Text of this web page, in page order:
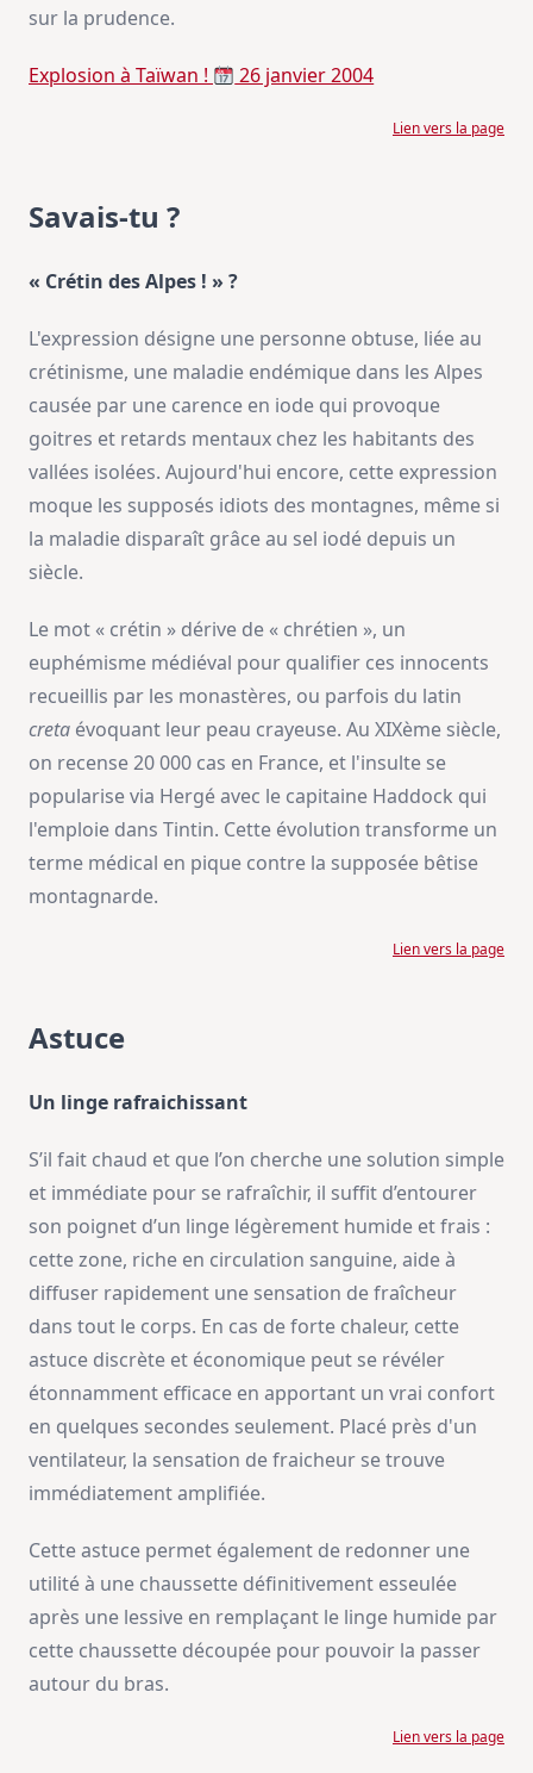
sur la prudence.
Explosion à Taïwan ! 26 janvier 2004
Lien vers la page
Savais-tu ?
« Crétin des Alpes ! » ?
L'expression désigne une personne obtuse, liée au
crétinisme, une maladie endémique dans les Alpes
causée par une carence en iode qui provoque
goitres et retards mentaux chez les habitants des
vallées isolées. Aujourd'hui encore, cette expression
moque les supposés idiots des montagnes, même si
la maladie disparaît grâce au sel iodé depuis un
siècle.
Le mot « crétin » dérive de « chrétien », un
euphémisme médiéval pour qualifier ces innocents
recueillis par les monastères, ou parfois du latin
creta évoquant leur peau crayeuse. Au XIXème siècle,
on recense 20 000 cas en France, et l'insulte se
popularise via Hergé avec le capitaine Haddock qui
l'emploie dans Tintin. Cette évolution transforme un
terme médical en pique contre la supposée bêtise
montagnarde.
Lien vers la page
Astuce
Un linge rafraichissant
S’il fait chaud et que l’on cherche une solution simple
et immédiate pour se rafraîchir, il suffit d’entourer
son poignet d’un linge légèrement humide et frais :
cette zone, riche en circulation sanguine, aide à
diffuser rapidement une sensation de fraîcheur
dans tout le corps. En cas de forte chaleur, cette
astuce discrète et économique peut se révéler
étonnamment efficace en apportant un vrai confort
en quelques secondes seulement. Placé près d'un
ventilateur, la sensation de fraicheur se trouve
immédiatement amplifiée.
Cette astuce permet également de redonner une
utilité à une chaussette définitivement esseulée
après une lessive en remplaçant le linge humide par
cette chaussette découpée pour pouvoir la passer
autour du bras.
Lien vers la page